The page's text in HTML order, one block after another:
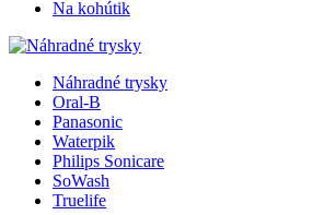
Na kohútik
Náhradné trysky
Oral-B
Panasonic
Waterpik
Philips Sonicare
SoWash
Truelife